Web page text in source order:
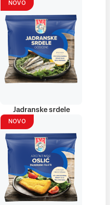
NOVO
Jadranske srdele
NOVO